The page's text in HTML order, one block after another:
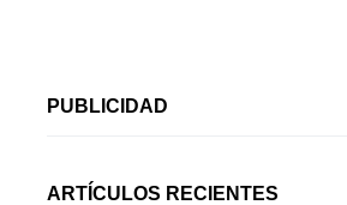
PUBLICIDAD
ARTÍCULOS RECIENTES